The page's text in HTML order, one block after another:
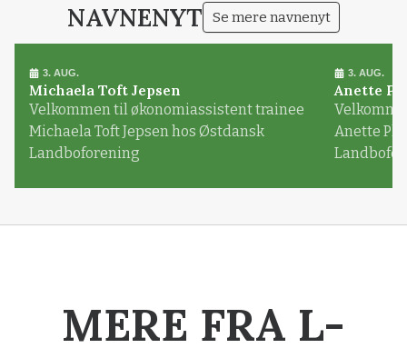
NAVNENYT Se mere navnenyt
3. AUG.
Michaela Toft Jepsen
Velkommen til økonomiassistent trainee
Michaela Toft Jepsen hos Østdansk
Landboforening
3. AUG.
Anette
Anette
MERE FRA L-